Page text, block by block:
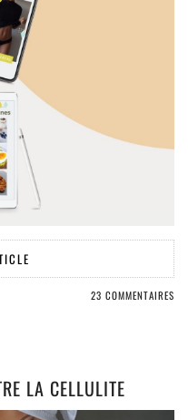
23 COMMENTAIRES
LA CELLULITE